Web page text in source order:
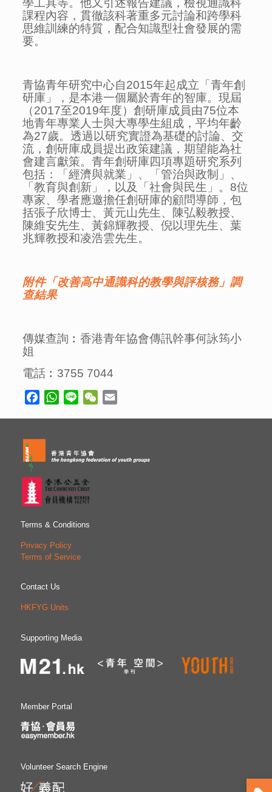
學工具等。他又引述報告建議，檢視通識科
課程內容，貫徹該科著重多元討論和跨學科
思維訓練的特質，配合知識型社會發展的需
要。
青協青年研究中心自2015年起成立「青年創
研庫」，是本港一個屬於青年的智庫。現屆
（2017至2019年度）創研庫成員由75位本
地青年專業人士與大專學生組成，平均年齡
為27歲。透過以研究實證為基礎的討論、交
流，創研庫成員提出政策建議，期望能為社
會建言獻策。青年創研庫四項專題研究系列
包括：「經濟與就業」、「管治與政制」、
「教育與創新」，以及「社會與民生」。8位
專家、學者應邀擔任創研庫的顧問導師，包
括張子欣博士、黃元山先生、陳弘毅教授、
陳維安先生、黃錦輝教授、倪以理先生、葉
兆輝教授和凌浩雲先生。
附件「改善高中通識科的教學與評核務」調
查結果
傳媒查詢︰香港青年協會傳訊幹事何詠筠小
姐
電話︰3755 7044
FacebookWhatsApp
Line WeChat
Terms & Conditions
Privacy Policy
Terms of Service
Contact Us
HKFYG Units
Supporting Media
Member Portal
Volunteer Search Engine